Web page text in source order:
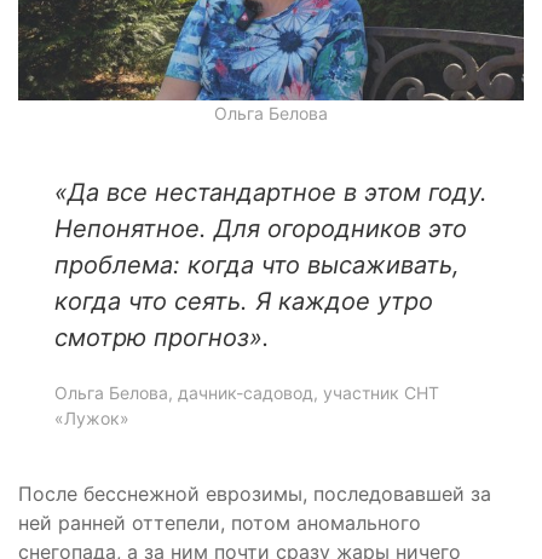
Ольга Белова
«Да все нестандартное в этом году.
Непонятное. Для огородников это
проблема: когда что высаживать,
когда что сеять. Я каждое утро
смотрю прогноз».
Ольга Белова, дачник-садовод, участник СНТ
«Лужок»
После бесснежной еврозимы, последовавшей за
ней ранней оттепели, потом аномального
снегопада, а за ним почти сразу жары ничего